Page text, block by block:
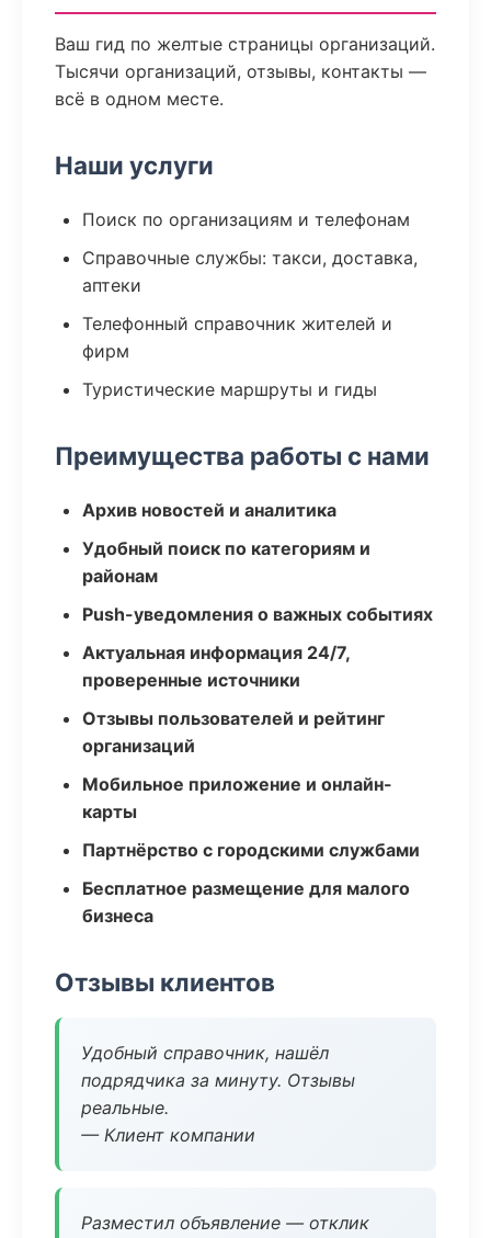
Ваш гид по желтые страницы организаций.
Тысячи организаций, отзывы, контакты —
всё в одном месте.
Наши услуги
Поиск по организациям и телефонам
Справочные службы: такси, доставка,
аптеки
Телефонный справочник жителей и
фирм
Туристические маршруты и гиды
Преимущества работы с нами
Архив новостей и аналитика
Удобный поиск по категориям и
районам
Push-уведомления о важных событиях
Актуальная информация 24/7,
проверенные источники
Отзывы пользователей и рейтинг
организаций
Мобильное приложение и онлайн-
карты
Партнёрство с городскими службами
Бесплатное размещение для малого
бизнеса
Отзывы клиентов
Удобный справочник, нашёл
подрядчика за минуту. Отзывы
реальные.
— Клиент компании
Разместил объявление — отклик